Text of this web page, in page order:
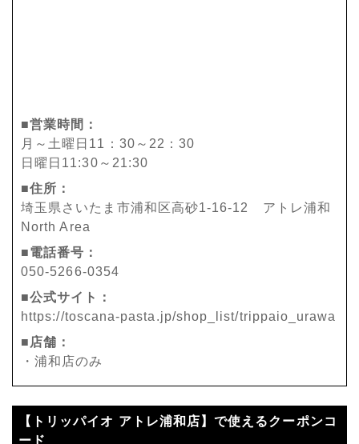
■営業時間：
月～土曜日11：30～22：30
日曜日11:30～21:30
■住所：
埼玉県さいたま市浦和区高砂1-16-12 アトレ浦和
North Area
■電話番号：
050-5266-0354
■公式サイト：
https://toscana-pasta.jp/shop_list/trippaio_urawa
■店舗：
・浦和店のみ
【トリッパイオ アトレ浦和店】で使えるクーポンコ
ード